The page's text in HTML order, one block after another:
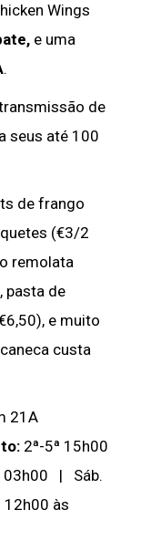
Wings
e uma
.
de
seus até 100
de frango
(€3/2
remolata
pasta de
e muito
custa
21A
2ª-5ª 15h00
03h00 | Sáb.
às